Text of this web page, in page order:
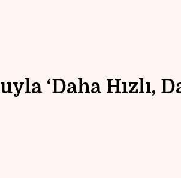
‘Daha Hızlı,